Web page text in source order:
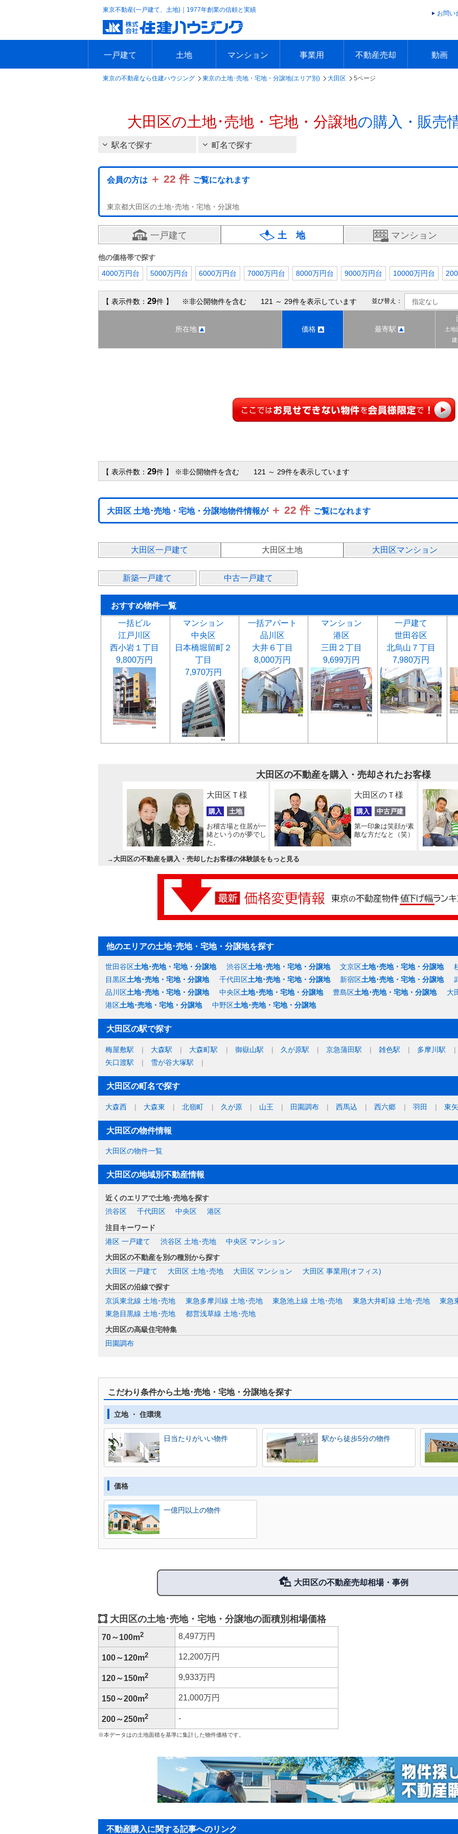
東京不動産(一戸建て、土地)｜1977年創業の信頼と実績
お問い
一戸建て
エリアで探す
沿線で探す
新築一戸建て
中古一戸建て
本日の新着物件
今週の新着物件
土地
エリアで探す
沿線で探す
本日の新着物件
今週の新着物件
マンション
エリアで探す
沿線で探す
本日の新着物件
今週の新着物件
事業用
エリアで探す
沿線で探す
本日の新着物件
今週の新着物件
不動産売却
不動産売却トップ
簡単無料査定
不動産売却の流れ
不動産売却 Q&A
海外からの不動産売買
動画
東京の不動産なら住建ハウジング 東京の土地･売地・宅地・分譲地(エリア別) 大田区 5ページ
大田区の土地･売地・宅地・分譲地の購入・販売
駅名で探す 町名で探す
会員の方は ＋ 22 件 ご覧になれます
東京都大田区の土地･売地・宅地・分譲地
一戸建て 土 地 マンション
他の価格帯で探す
4000万円台
5000万円台 6000万円台 7000万円台 8000万円台 9000万円台 10000万円台
【 表示件数： 29件 】 ※非公開物件を含む 121 ～ 29件を表示しています 並び替え：
所在地 価格 最寄駅 土地
【 表示件数： 29件 】 ※非公開物件を含む 121 ～ 29件を表示しています
大田区 土地･売地・宅地・分譲地物件情報が ＋ 22 件 ご覧になれます
大田区一戸建て 大田区土地 大田区マンション
新築一戸建て 中古一戸建て
おすすめ物件一覧
一括ビル
江戸川区
西小岩１丁目
9,800万円
マンション
中央区
日本橋堀留町２
丁目
7,970万円
一括アパート
品川区
大井６丁目
8,000万円
マンション
港区
三田２丁目
9,699万円
一戸建て
世田谷区
北烏山７丁目
7,980万円
大田区の不動産を購入・売却されたお客様
大田区Ｔ様
購入
土地
お稽古場と住居が一
緒というのが夢でし
た。
大田区のＴ様
購入
中古戸建
第一印象は笑顔が素
敵な方だなと（笑）
→ 大田区の不動産を購入・売却したお客様の体験談をもっと見る
他のエリアの土地･売地・宅地・分譲地を探す
世田谷区土地･売地・宅地・分譲地 渋谷区土地･売地・宅地・分譲地 文京区土地･売地・宅地・分譲地
目黒区土地･売地・宅地・分譲地 千代田区土地･売地・宅地・分譲地 新宿区土地･売地・宅地・分譲地
品川区土地･売地・宅地・分譲地 中央区土地･売地・宅地・分譲地 豊島区土地･売地・宅地・分譲地 大
港区土地･売地・宅地・分譲地 中野区土地･売地・宅地・分譲地
大田区の駅で探す
梅屋敷駅 大森駅 大森町駅 御嶽山駅 久が原駅 京急蒲田駅 雑色駅 多摩川駅
矢口渡駅
雪が谷大塚駅
大田区の町名で探す
大森西 大森東 北嶺町 久が原 山王 田園調布 西馬込 西六郷 羽田 東
大田区の物件情報
大田区の物件一覧
大田区の地域別不動産情報
近くのエリアで土地･売地を探す
渋谷区
千代田区 中央区
港区
注目キーワード
港区 一戸建て
渋谷区 土地･売地
中央区 マンション
大田区の不動産を別の種別から探す
大田区 一戸建て
大田区 土地･売地 大田区 マンション
大田区 事業用(オフィス)
大田区の沿線で探す
京浜東北線 土地･売地
東急多摩川線 土地･売地 東急池上線 土地･売地 東急大井町線 土地･売地
東急
東急目黒線 土地･売地
都営浅草線 土地･売地
大田区の高級住宅特集
田園調布
こだわり条件から土地･売地・宅地・分譲地を探す
立地 ・ 住環境
日当たりがいい物件 駅から徒歩5分の物件
価格
一億円以上の物件
大田区の不動産売却相場・事例
大田区の土地･売地・宅地・分譲地の面積別相場価格
70～100m2 8,497万円
100～120m2 12,200万円
120～150m2 9,933万円
150～200m2 21,000万円
200～250m2 -
※本データはの土地面積を基準に集計した物件価格です。
不動産購入に関する記事へのリンク